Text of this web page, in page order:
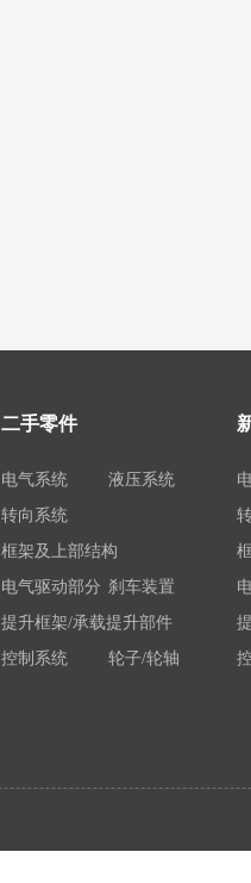
二手零件
电气系统
液压系统
转向系统
框架及上部结构
电气驱动部分 刹车装置
提升框架/承载提升部件
控制系统
轮子/轮轴